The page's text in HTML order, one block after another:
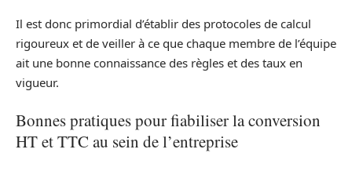
Il est donc primordial d’établir des protocoles de calcul
rigoureux et de veiller à ce que chaque membre de l’équipe
ait une bonne connaissance des règles et des taux en
vigueur.
Bonnes pratiques pour fiabiliser la conversion
HT et TTC au sein de l’entreprise